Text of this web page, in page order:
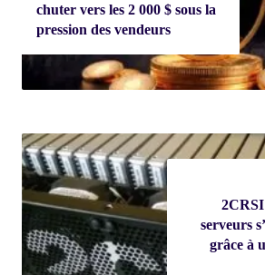
chuter vers les 2 000 $ sous la
pression des vendeurs
serveurs
grâce à